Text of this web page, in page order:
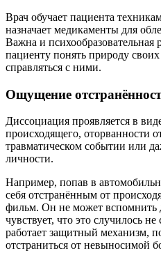
Врач обучает пациента
назначает медикаменты для
Важна и психообразовательная
пациенту понять природу
справляться с ними.
Ощущение
Диссоциация проявляется в
происходящего, оторванности
травматическом событии или
личности.
Например, попав в
себя отстранённым от
фильм. Он не может вспомнить
чувствует, что это случилось
работает защитный механизм,
отстраниться от невыносимой